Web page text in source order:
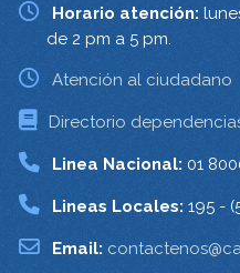
Horario atención:
de 2 pm a 5 pm.
Atención al ciudadano
Directorio
Linea Nacional: 01
Lineas Locales: 195 -
Email: